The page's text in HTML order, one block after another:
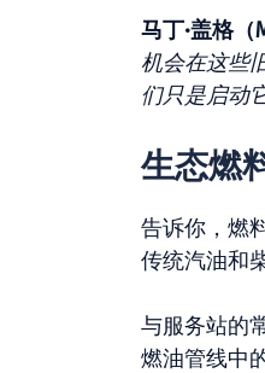
马丁·盖格（
机会在这些
们只是启动
生态燃
告诉你，燃
传统汽油和
与服务站的
燃油管线中